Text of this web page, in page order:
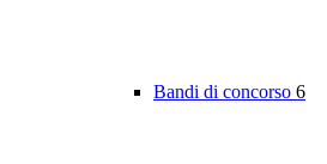
Bandi di concorso 6